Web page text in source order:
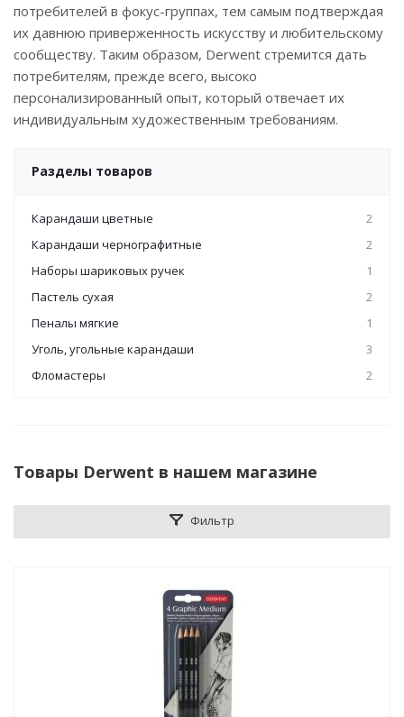
потребителей в фокус-группах, тем самым подтверждая
их давнюю приверженность искусству и любительскому
сообществу. Таким образом, Derwent стремится дать
потребителям, прежде всего, высоко
персонализированный опыт, который отвечает их
индивидуальным художественным требованиям.
Разделы товаров
Карандаши цветные
2
Карандаши чернографитные
2
Наборы шариковых ручек
1
Пастель сухая
2
Пеналы мягкие
1
Уголь, угольные карандаши
3
Фломастеры
2
Товары Derwent в нашем магазине
Фильтр